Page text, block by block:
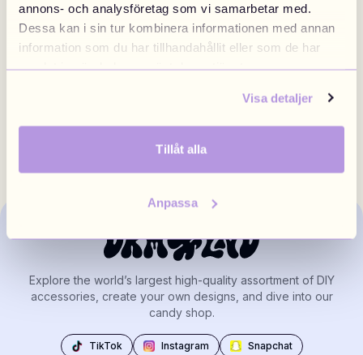
annons- och analysföretag som vi samarbetar med.
Dessa kan i sin tur kombinera informationen med annan
information som du har tillhandahållit eller som de har
samlat in när du har använt deras tjänster.
Visa detaljer
Tillåt alla
Anpassa
Knitted Black Cat €14.90 Knitted Tiger €14.90
Explore the world’s largest high-quality assortment of DIY
accessories, create your own designs, and dive into our
candy shop.
TikTok Instagram
Snapchat